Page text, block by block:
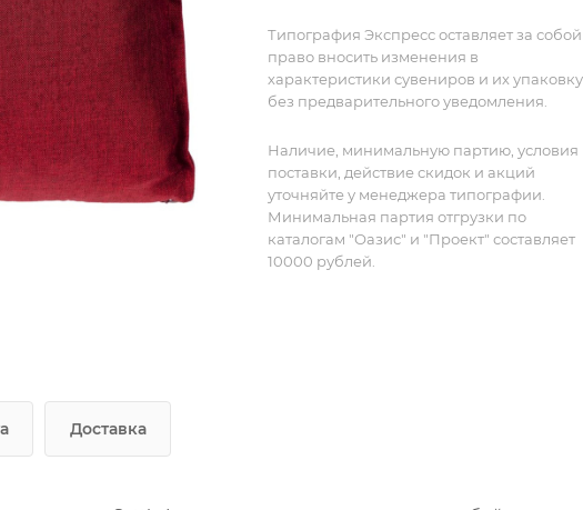
Типография Экспресс оставляет за собой
право вносить изменения в
характеристики сувениров и их упаковку
без предварительного уведомления.
Наличие, минимальную партию, условия
поставки, действие скидок и акций
уточняйте у менеджера типографии.
Минимальная партия отгрузки по
каталогам "Оазис" и "Проект" составляет
10000 рублей.
Доставка